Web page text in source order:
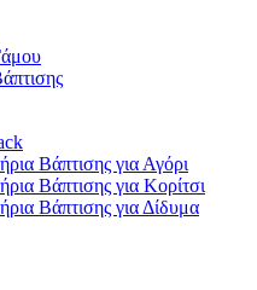
Βάπτισης για Αγόρι
Βάπτισης για Κορίτσι
Βάπτισης για Δίδυμα